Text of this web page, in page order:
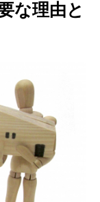
な理由と